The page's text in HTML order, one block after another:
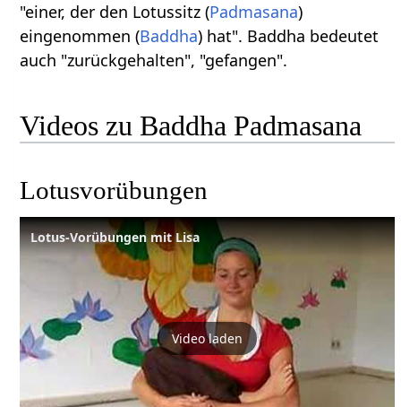
"einer, der den Lotussitz (Padmasana)
eingenommen (Baddha) hat". Baddha bedeutet
auch "zurückgehalten", "gefangen".
Videos zu Baddha Padmasana
Lotusvorübungen
Lotus-Vorübungen mit Lisa
Video laden